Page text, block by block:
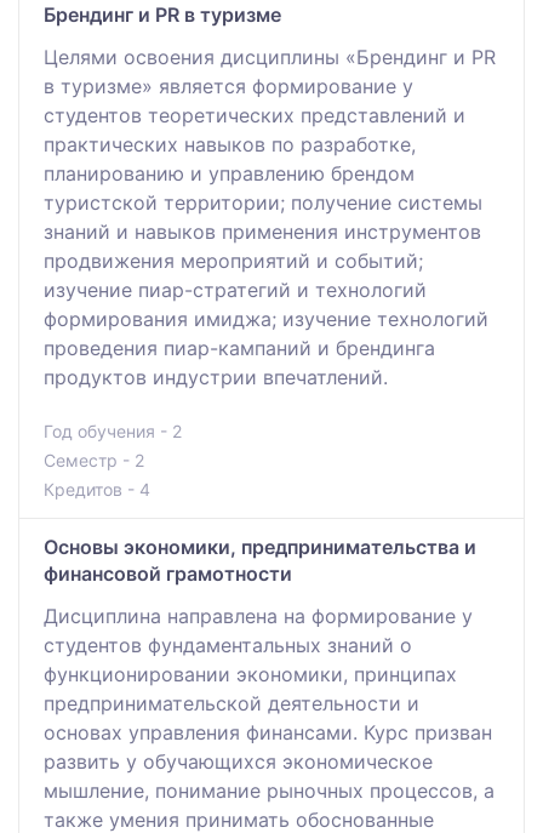
Брендинг и PR в туризме
Целями освоения дисциплины «Брендинг и PR
в туризме» является формирование у
студентов теоретических представлений и
практических навыков по разработке,
планированию и управлению брендом
туристской территории; получение системы
знаний и навыков применения инструментов
продвижения мероприятий и событий;
изучение пиар-стратегий и технологий
формирования имиджа; изучение технологий
проведения пиар-кампаний и брендинга
продуктов индустрии впечатлений.
Год обучения - 2
Семестр - 2
Кредитов - 4
Основы экономики, предпринимательства и
финансовой грамотности
Дисциплина направлена на формирование у
студентов фундаментальных знаний о
функционировании экономики, принципах
предпринимательской деятельности и
основах управления финансами. Курс призван
развить у обучающихся экономическое
мышление, понимание рыночных процессов, а
также умения принимать обоснованные